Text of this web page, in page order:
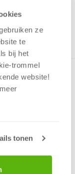
ze
te
bij het
trommel
website​!
tonen
van Tinkerbell en
en er is veel
puzzel is van